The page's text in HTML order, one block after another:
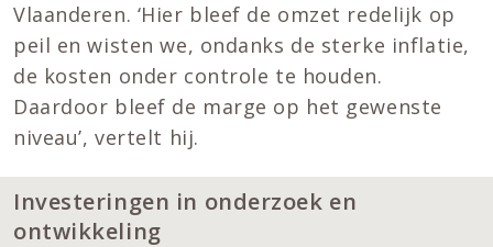
Vlaanderen. ‘Hier bleef de omzet redelijk op
peil en wisten we, ondanks de sterke inflatie,
de kosten onder controle te houden.
Daardoor bleef de marge op het gewenste
niveau’, vertelt hij.
Investeringen in onderzoek en
ontwikkeling